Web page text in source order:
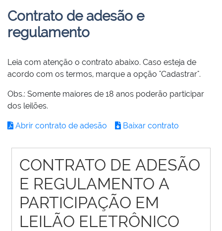
Contrato de adesão e
regulamento
Leia com atenção o contrato abaixo. Caso esteja de
acordo com os termos, marque a opção "Cadastrar".
Obs.: Somente maiores de 18 anos poderão participar
dos leilões.
Abrir contrato de adesão Baixar contrato
CONTRATO DE ADESÃO
E REGULAMENTO A
PARTICIPAÇÃO EM
LEILÃO ELETRÔNICO